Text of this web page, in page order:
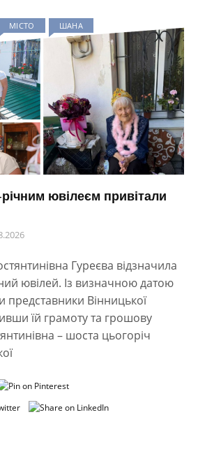
МІСТО ШАНА
річним ювілеєм привітали
Гуреєва відзначила
ювілей. Із визначною датою
представники Вінницької
їй грамоту та грошову
– шоста цьогоріч